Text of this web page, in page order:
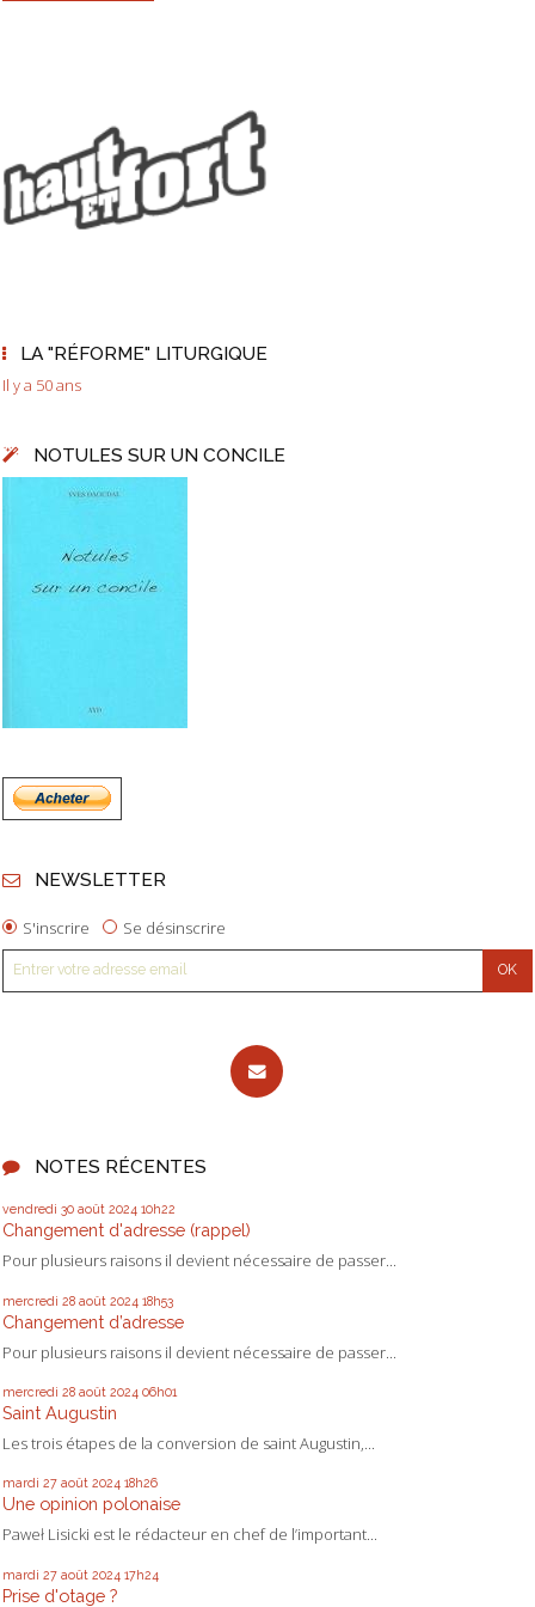
LA "RÉFORME" LITURGIQUE
Il y a 50 ans
NOTULES SUR UN CONCILE
NEWSLETTER
S'inscrire Se désinscrire
NOTES RÉCENTES
vendredi 30 août 2024 10h22
Changement d'adresse (rappel)
Pour plusieurs raisons il devient nécessaire de passer...
mercredi 28 août 2024 18h53
Changement d’adresse
Pour plusieurs raisons il devient nécessaire de passer...
mercredi 28 août 2024 06h01
Saint Augustin
Les trois étapes de la conversion de saint Augustin,...
mardi 27 août 2024 18h26
Une opinion polonaise
Paweł Lisicki est le rédacteur en chef de l’important...
mardi 27 août 2024 17h24
Prise d'otage ?